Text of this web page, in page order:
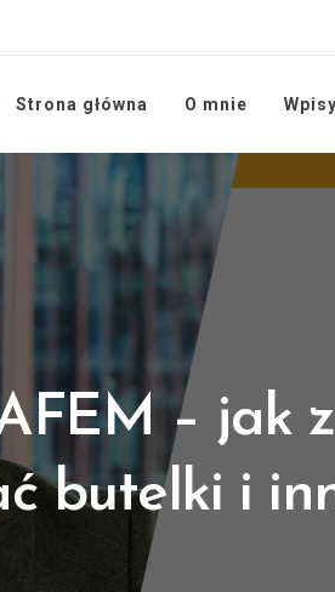
Strona główna O mnie Wpisy
– jak
butelki i